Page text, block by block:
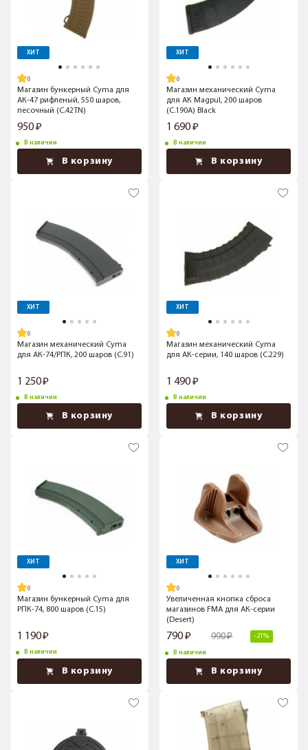
ХИТ
Магазин бункерный Cyma для
АК-47 рифленый, 550 шаров,
песочный (C.42TN)
950
В наличии
В корзину
ХИТ
Магазин механический Cyma
для АК Magpul, 200 шаров
(C.190A) Black
1 690
В наличии
В корзину
ХИТ
Магазин механический Cyma
для АК-74/РПК, 200 шаров (C.91)
1 250
В наличии
В корзину
ХИТ
Магазин механический Cyma
для АК-серии, 140 шаров (C.229)
1 490
В наличии
В корзину
ХИТ
Магазин бункерный Cyma для
РПК-74, 800 шаров (C.15)
1 190
В наличии
В корзину
ХИТ
Увеличенная кнопка сброса
магазинов FMA для АК-серии
(Desert)
790 990 -21%
В наличии
В корзину